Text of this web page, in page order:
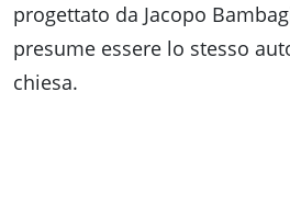
progettato da Jacopo
presume essere lo stesso
chiesa.